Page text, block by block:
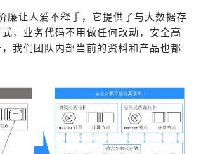
廉让人爱不释手，它提供了与大数据存
，业务代码不用做任何改动，安全高
我们团队内部当前的资料和产品也都